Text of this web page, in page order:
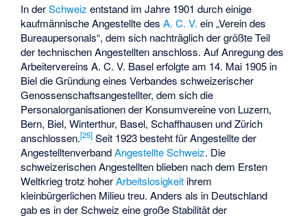
In derSchweiz entstand im Jahre 1901 durch einige
kaufmännische Angestellte desA. C. V. ein „Verein des
Bureaupersonals“, dem sich nachträglich der größte Teil
der technischen Angestellten anschloss. Auf Anregung des
Arbeitervereins A. C. V. Basel erfolgte am 14. Mai 1905 in
Biel die Gründung eines Verbandes schweizerischer
Genossenschaftsangestellter, dem sich die
Personalorganisationen der Konsumvereine von Luzern,
Bern, Biel, Winterthur, Basel, Schaffhausen und Zürich
anschlossen.[25] Seit 1923 besteht für Angestellte der
AngestelltenverbandAngestellte Schweiz. Die
schweizerischen Angestellten blieben nach dem Ersten
Weltkrieg trotz hoherArbeitslosigkeit ihrem
kleinbürgerlichen Milieu treu. Anders als in Deutschland
gab es in der Schweiz eine große Stabilität der